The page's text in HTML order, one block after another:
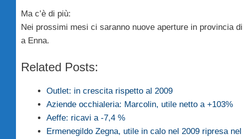
Ma c’è di più:
Nei prossimi mesi ci saranno nuove aperture in provincia
a Enna.
Related Posts:
Outlet: in crescita rispetto al 2009
Aziende occhialeria: Marcolin, utile netto a +103%
Aeffe: ricavi a -7,4 %
Ermenegildo Zegna, utile in calo nel 2009 ripresa nel